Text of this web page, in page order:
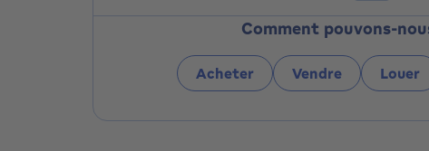
complet : sélection des biens, visites,
partenaires locaux expérimentés. Plus d'infos
Comment pouvons-
Acheter Vendre Louer